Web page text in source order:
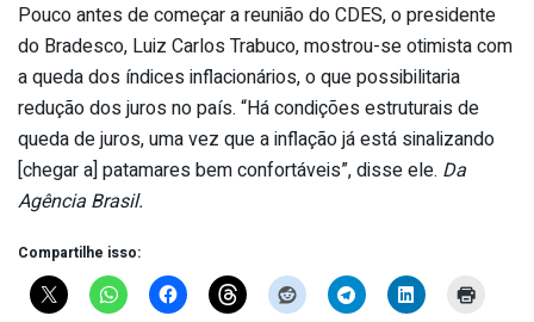
Pouco antes de começar a reunião do CDES, o presidente
do Bradesco, Luiz Carlos Trabuco, mostrou-se otimista com
a queda dos índices inflacionários, o que possibilitaria
redução dos juros no país. “Há condições estruturais de
queda de juros, uma vez que a inflação já está sinalizando
[chegar a] patamares bem confortáveis”, disse ele. Da
Agência Brasil.
Compartilhe isso: